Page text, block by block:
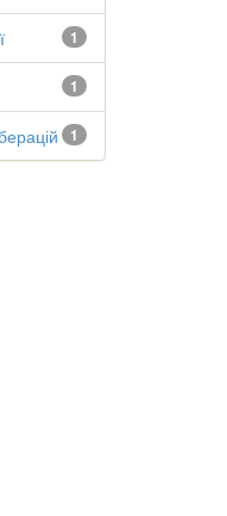
1
1
1